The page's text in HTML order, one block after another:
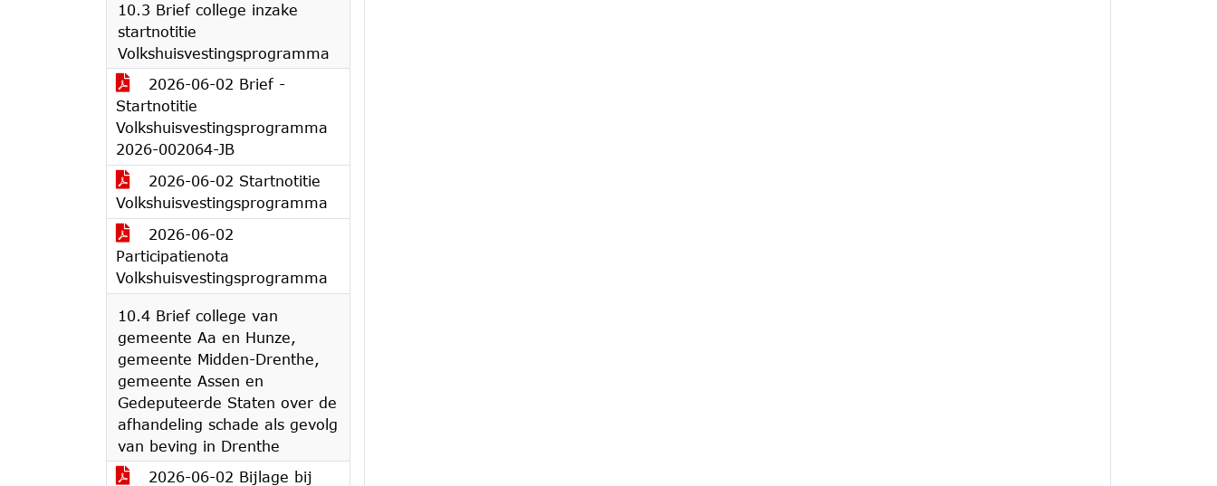
10.3 Brief college inzake
startnotitie
Volkshuisvestingsprogramma
2026-06-02 Brief -
Startnotitie
Volkshuisvestingsprogramma
2026-002064-JB
2026-06-02 Startnotitie
Volkshuisvestingsprogramma
2026-06-02
Participatienota
Volkshuisvestingsprogramma
10.4 Brief college van
gemeente Aa en Hunze,
gemeente Midden-Drenthe,
gemeente Assen en
Gedeputeerde Staten over de
afhandeling schade als gevolg
van beving in Drenthe
2026-06-02 Bijlage bij